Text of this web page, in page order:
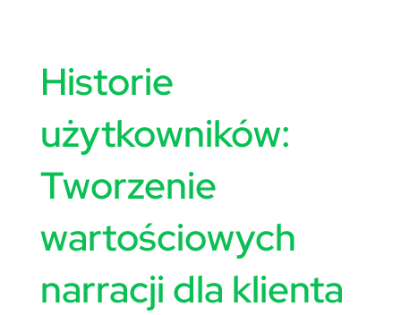
Historie
użytkowników:
Tworzenie
wartościowych
narracji dla klienta